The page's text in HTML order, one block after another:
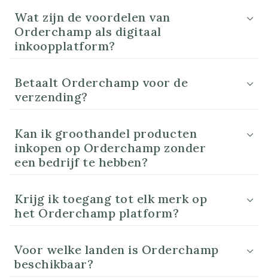
Wat zijn de voordelen van
Orderchamp als digitaal
inkoopplatform?
Betaalt Orderchamp voor de
verzending?
Kan ik groothandel producten
inkopen op Orderchamp zonder
een bedrijf te hebben?
Krijg ik toegang tot elk merk op
het Orderchamp platform?
Voor welke landen is Orderchamp
beschikbaar?